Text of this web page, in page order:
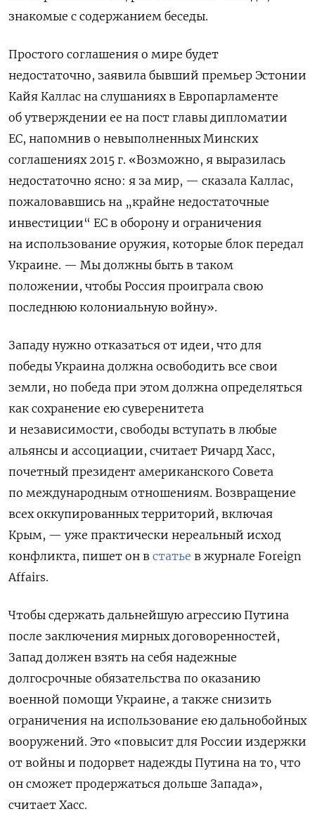
знакомые с содержанием беседы.
Простого соглашения о мире будет
недостаточно, заявила бывший премьер Эстонии
Кайя Каллас на слушаниях в Европарламенте
об утверждении ее на пост главы дипломатии
ЕС, напомнив о невыполненных Минских
соглашениях 2015 г. «Возможно, я выразилась
недостаточно ясно: я за мир, — сказала Каллас,
пожаловавшись на „крайне недостаточные
инвестиции“ ЕС в оборону и ограничения
на использование оружия, которые блок передал
Украине. — Мы должны быть в таком
положении, чтобы Россия проиграла свою
последнюю колониальную войну».
Западу нужно отказаться от идеи, что для
победы Украина должна освободить все свои
земли, но победа при этом должна определяться
как сохранение ею суверенитета
и независимости, свободы вступать в любые
альянсы и ассоциации, считает Ричард Хасс,
почетный президент американского Совета
по международным отношениям. Возвращение
всех оккупированных территорий, включая
Крым, — уже практически нереальный исход
конфликта, пишет он в статье в журнале Foreign
Affairs.
Чтобы сдержать дальнейшую агрессию Путина
после заключения мирных договоренностей,
Запад должен взять на себя надежные
долгосрочные обязательства по оказанию
военной помощи Украине, а также снизить
ограничения на использование ею дальнобойных
вооружений. Это «повысит для России издержки
от войны и подорвет надежды Путина на то, что
он сможет продержаться дольше Запада»,
считает Хасс.